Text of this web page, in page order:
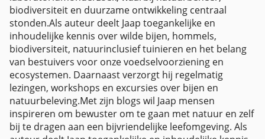
biodiversiteit en duurzame ontwikkeling centraal
stonden.Als auteur deelt Jaap toegankelijke en
inhoudelijke kennis over wilde bijen, hommels,
biodiversiteit, natuurinclusief tuinieren en het belang
van bestuivers voor onze voedselvoorziening en
ecosystemen. Daarnaast verzorgt hij regelmatig
lezingen, workshops en excursies over bijen en
natuurbeleving.Met zijn blogs wil Jaap mensen
inspireren om bewuster om te gaan met natuur en zelf
bij te dragen aan een bijvriendelijke leefomgeving. Als